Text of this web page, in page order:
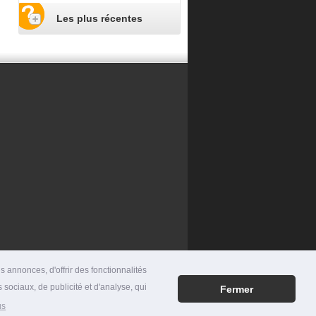
annonces, d'offrir des fonctionnalités
de publicité et d'analyse, qui
Fermer
Les plus récentes